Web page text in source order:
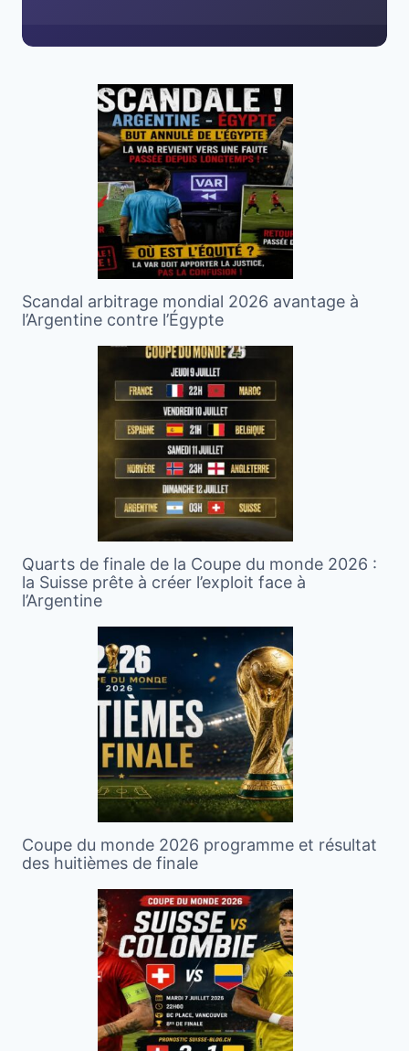
Scandal arbitrage mondial 2026 avantage à
l’Argentine contre l’Égypte
Quarts de finale de la Coupe du monde 2026 :
la Suisse prête à créer l’exploit face à
l’Argentine
Coupe du monde 2026 programme et résultat
des huitièmes de finale